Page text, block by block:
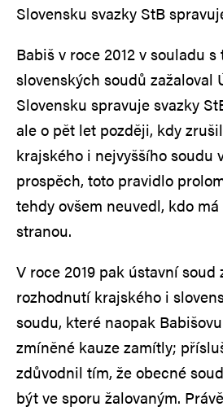
Slovensku svazky StB
Babiš v roce 2012 v souladu
slovenských soudů zažaloval
Slovensku spravuje svazky
ale o pět let později, kdy
krajského i nejvyššího soudu
prospěch, toto pravidlo
tehdy ovšem neuvedl, kdo
stranou.
V roce 2019 pak ústavní
rozhodnutí krajského i
soudu, které naopak
zmíněné kauze zamítly;
zdůvodnil tím, že obecné
být ve sporu žalovaným.